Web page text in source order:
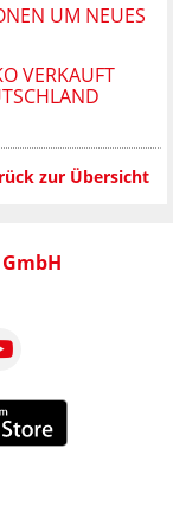
UM NEUES
VERKAUFT
zur Übersicht